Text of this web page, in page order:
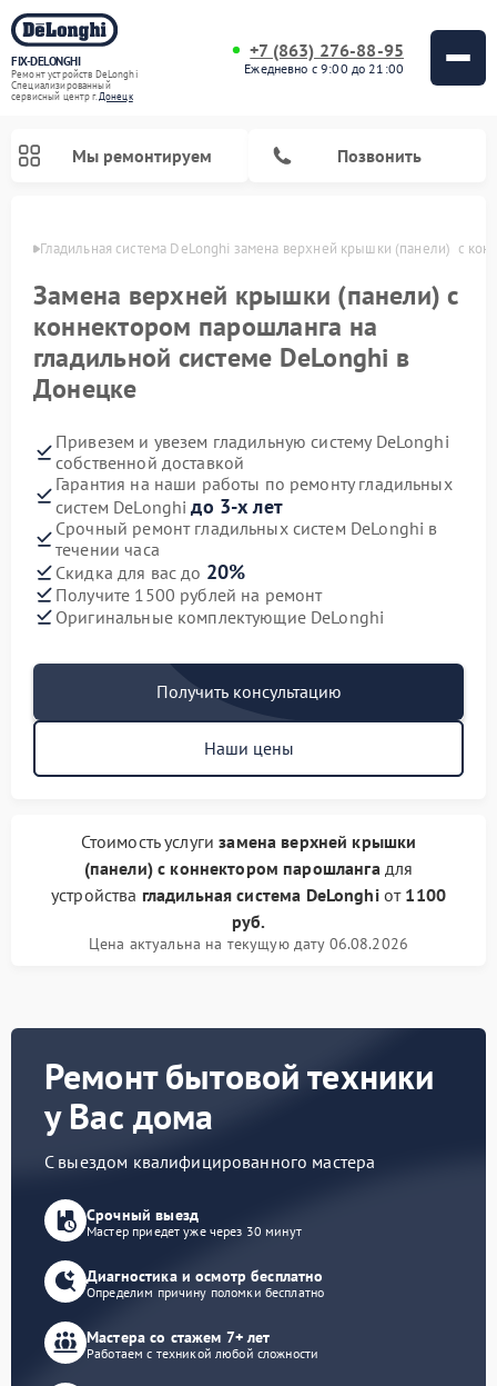
FIX-DELONGHI
Ремонт устройств DeLonghi
Специализированный
cервисный центр г.Донецк
+7 (863) 276-88-95
Ежедневно с 9:00 до 21:00
Мы ремонтируем Позвонить
Гладильная система DeLonghi замена верхней крышки (панели)  с
Замена верхней крышки (панели) с
коннектором парошланга на
гладильной системе DeLonghi в
Донецке
Привезем и увезем гладильную систему DeLonghi
собственной доставкой
Гарантия на наши работы по ремонту гладильных
систем DeLonghiдо 3-х лет
Срочный ремонт гладильных систем DeLonghi в
течении часа
Скидка для вас до 20%
Получите 1500 рублей на ремонт
Оригинальные комплектующие DeLonghi
Получить консультацию
Наши цены
Стоимость услугизамена верхней крышки
(панели) с коннектором парошланга для
устройства гладильная система DeLonghiот 1100
руб.
Цена актуальна на текущую дату 06.08.2026
Ремонт бытовой техники
у Вас дома
С выездом квалифицированного мастера
Срочный выезд
Мастер приедет уже через 30 минут
Диагностика и осмотр бесплатно
Определим причину поломки бесплатно
Мастера со стажем 7+ лет
Работаем с техникой любой сложности